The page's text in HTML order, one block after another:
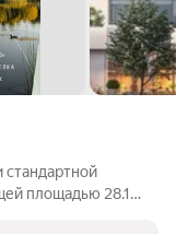
площадью 28.1